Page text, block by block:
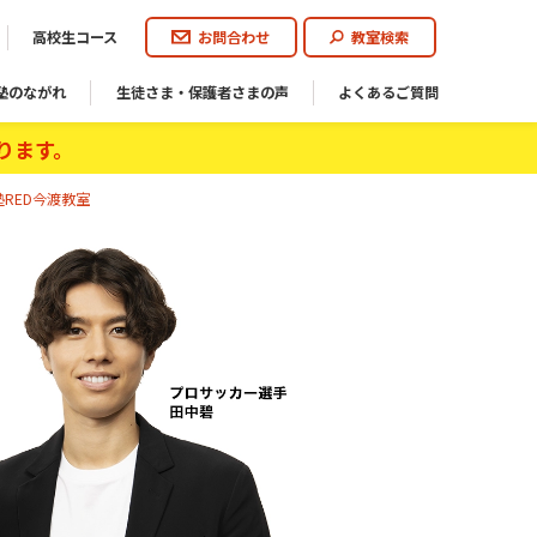
高校生コース お問合わせ 教室検索
のながれ 生徒さま・保護者さまの声 よくあるご質問
す。
今渡教室